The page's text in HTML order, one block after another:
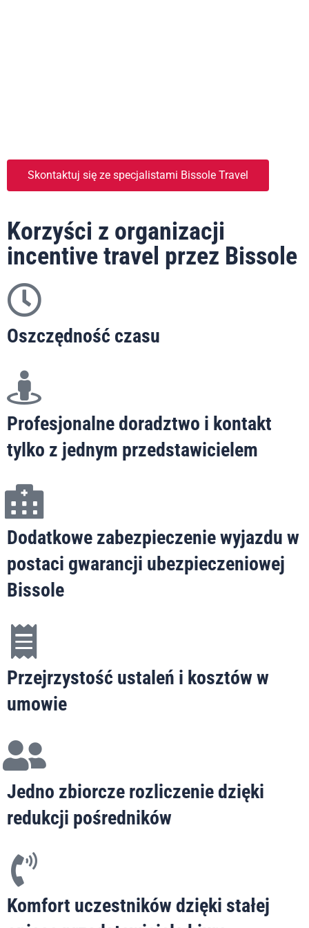
Skontaktuj się ze specjalistami Bissole Travel
Korzyści z organizacji
incentive travel przez Bissole
Oszczędność czasu
Profesjonalne doradztwo i kontakt
tylko z jednym przedstawicielem
Dodatkowe zabezpieczenie wyjazdu w
postaci gwarancji ubezpieczeniowej
Bissole
Przejrzystość ustaleń i kosztów w
umowie
Jedno zbiorcze rozliczenie dzięki
redukcji pośredników
Komfort uczestników dzięki stałej